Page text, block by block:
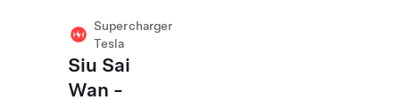
Supercharger
Tesla
Siu Sai
Wan -